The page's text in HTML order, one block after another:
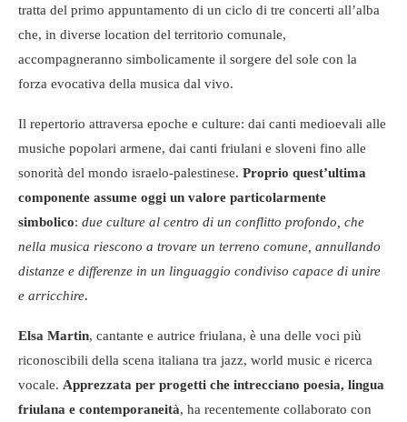
tratta del primo appuntamento di un ciclo di tre concerti all’alba
che, in diverse location del territorio comunale,
accompagneranno simbolicamente il sorgere del sole con la
forza evocativa della musica dal vivo.
Il repertorio attraversa epoche e culture: dai canti medioevali alle
musiche popolari armene, dai canti friulani e sloveni fino alle
sonorità del mondo israelo-palestinese. Proprio quest’ultima
componente assume oggi un valore particolarmente
simbolico: due culture al centro di un conflitto profondo, che
nella musica riescono a trovare un terreno comune, annullando
distanze e differenze in un linguaggio condiviso capace di unire
e arricchire.
Elsa Martin, cantante e autrice friulana, è una delle voci più
riconoscibili della scena italiana tra jazz, world music e ricerca
vocale. Apprezzata per progetti che intrecciano poesia, lingua
friulana e contemporaneità, ha recentemente collaborato con